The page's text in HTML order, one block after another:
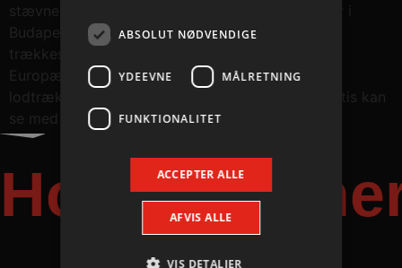
stævne i Köln skal findes. Lodtrækningen foregår i
Budapest, hvor der i samme ombæring også skal
trækkes lod til kvindernes Final4-stævne. Det
Europæiske Håndboldforbund EHF sender hele
lodtrækningen direkte på Youtube, hvor man gratis kan
se med fra kl. 17.00 via dette […]
ABSOLUT NØDVENDIGE
YDEEVNE MÅLRETNING
FUNKTIONALITET
ACCEPTER ALLE
AFVIS ALLE
VIS DETALJER